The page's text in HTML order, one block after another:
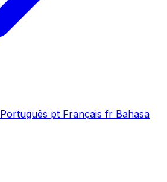
Português pt Français fr Bahasa